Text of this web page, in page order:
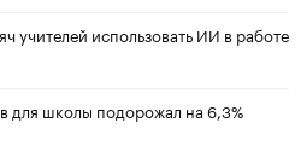
учителей использовать ИИ в работе
для школы подорожал на 6,3%